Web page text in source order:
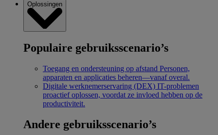
Oplossingen
Populaire gebruiksscenario’s
Toegang en ondersteuning op afstand Personen,
apparaten en applicaties beheren—vanaf overal.
Digitale werknemerservaring (DEX) IT-problemen
proactief oplossen, voordat ze invloed hebben op de
productiviteit.
Andere gebruiksscenario’s